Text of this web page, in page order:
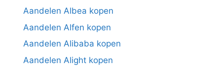
Aandelen Albea kopen
Aandelen Alfen kopen
Aandelen Alibaba kopen
Aandelen Alight kopen